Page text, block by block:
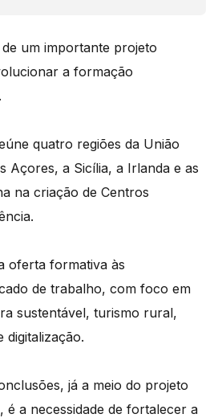
um importante projeto
a formação
quatro regiões da União
Açores, a Sicília, a Irlanda e as
na criação de Centros
oferta formativa às
de trabalho, com foco em
sustentável, turismo rural,
digitalização.
já a meio do projeto
é a necessidade de fortalecer a